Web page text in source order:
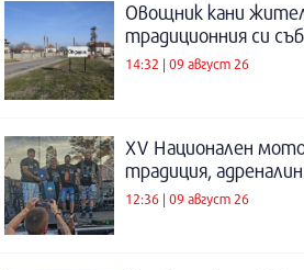
Овощник кани
традиционния си
14:32 | 09 август 26
XV Национален
традиция,
12:36 | 09 август 26